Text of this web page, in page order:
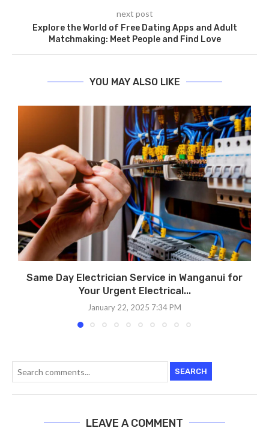
next post
Explore the World of Free Dating Apps and Adult
Matchmaking: Meet People and Find Love
YOU MAY ALSO LIKE
Same Day Electrician Service in Wanganui for
Your Urgent Electrical...
January 22, 2025 7:34 PM
SEARCH
LEAVE A COMMENT